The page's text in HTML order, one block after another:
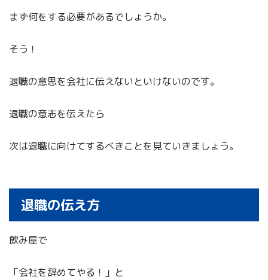
まず何をする必要があるでしょうか。
そう！
退職の意思を会社に伝えないといけないのです。
退職の意志を伝えたら
次は退職に向けてするべきことを見ていきましょう。
退職の伝え方
飲み屋で
「会社を辞めてやる！」と